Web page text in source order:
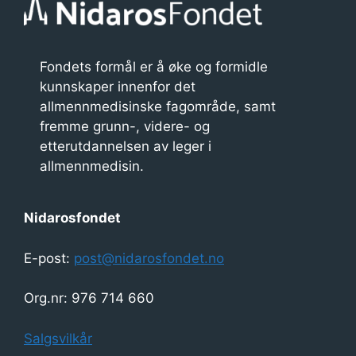
n
s
j
n
Fondets formål er å øke og formidle
kunnskaper innenfor det
allmennmedisinske fagområde, samt
fremme grunn-, videre- og
etterutdannelsen av leger i
allmennmedisin.
Nidarosfondet
E-post: post@nidarosfondet.no
Org.nr: 976 714 660
Salgsvilkår